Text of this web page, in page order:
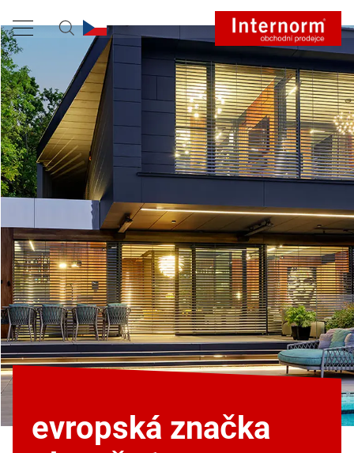
evropská značka